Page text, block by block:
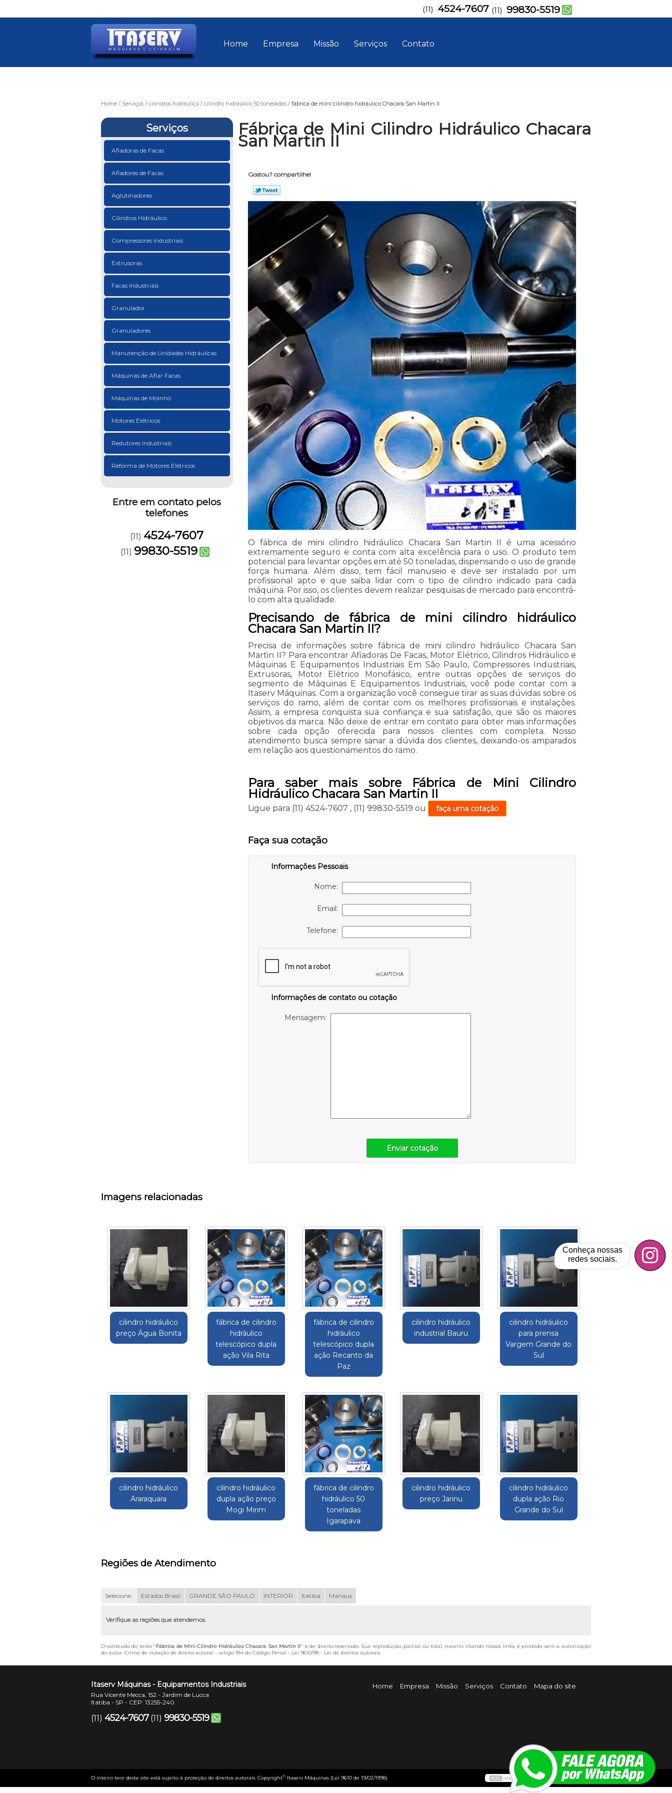
Home Empresa Missão Serviços Contato
(11) 4524-7607 (11) 99830-5519
Home Serviços cilindros hidráulico cilindro hidráulico 50 toneladas fábrica de mini cilindro hidráulico Chacara San Martin II
Serviços
Afiadoras de Facas
Afiadores de Facas
Aglutinadores
Cilindros Hidráulico
Compressores Industriais
Extrusoras
Facas Industriais
Granulador
Granuladores
Manutenção de Unidades Hidráulicas
Máquinas de Afiar Facas
Máquinas de Moinho
Motores Elétricos
Redutores Industriais
Reforma de Motores Elétricos
Entre em contato pelos
telefones
(11) 4524-7607
(11) 99830-5519
Fábrica de Mini Cilindro Hidráulico Chacara
San Martin II
Gostou? compartilhe!
O fábrica de mini cilindro hidráulico Chacara San Martin II é uma acessório
extremamente seguro e conta com alta excelência para o uso. O produto tem
potencial para levantar opções em até 50 toneladas, dispensando o uso de grande
força humana. Além disso, tem fácil manuseio e deve ser instalado por um
profissional apto e que saiba lidar com o tipo de cilindro indicado para cada
máquina. Por isso, os clientes devem realizar pesquisas de mercado para encontrá-
lo com alta qualidade.
Precisando de fábrica de mini cilindro hidráulico
Chacara San Martin II?
Precisa de informações sobre fábrica de mini cilindro hidráulico Chacara San
Martin II? Para encontrar Afiadoras De Facas, Motor Elétrico, Cilindros Hidráulico e
Máquinas E Equipamentos Industriais Em São Paulo, Compressores Industriais,
Extrusoras, Motor Elétrico Monofásico, entre outras opções de serviços do
segmento de Máquinas E Equipamentos Industriais, você pode contar com a
Itaserv Máquinas. Com a organização você consegue tirar as suas dúvidas sobre os
serviços do ramo, além de contar com os melhores profissionais e instalações.
Assim, a empresa conquista sua confiança e sua satisfação, que são os maiores
objetivos da marca. Não deixe de entrar em contato para obter mais informações
sobre cada opção oferecida para nossos clientes com completa. Nosso
atendimento busca sempre sanar a dúvida dos clientes, deixando-os amparados
em relação aos questionamentos do ramo.
Para saber mais sobre Fábrica de Mini Cilindro
Hidráulico Chacara San Martin II
Ligue para (11) 4524-7607 , (11) 99830-5519 ou faça uma cotação
Faça sua cotação
Informações Pessoais
Nome:
Email:
Telefone:
Informações de contato ou cotação
Mensagem:
Enviar cotação
Imagens relacionadas
cilindro hidráulico
preço Água Bonita
fábrica de cilindro
hidráulico
telescópico dupla
ação Vila Rita
fábrica de cilindro
hidráulico
telescópico dupla
ação Recanto da
Paz
cilindro hidráulico
industrial Bauru
cilindro hidráulico
para prensa
Vargem Grande do
Sul
cilindro hidráulico
Araraquara
cilindro hidráulico
dupla ação preço
Mogi Mirim
fábrica de cilindro
hidráulico 50
toneladas
Igarapava
cilindro hidráulico
preço Jarinu
cilindro hidráulico
dupla ação Rio
Grande do Sul
Regiões de Atendimento
Selecione: Estados Brasil GRANDE SÃO PAULO INTERIOR Itatiba Manaus
Verifique as regiões que atendemos
O conteúdo do texto "Fábrica de Mini Cilindro Hidráulico Chacara San Martin II" é de direito reservado. Sua reprodução, parcial ou total, mesmo citando nossos links, é proibida sem a autorização
do autor. Crime de violação de direito autoral – artigo 184 do Código Penal – Lei 9610/98 - Lei de direitos autorais.
Itaserv Máquinas - Equipamentos Industriais
Rua Vicente Mecca, 152 - Jardim de Lucca
Itatiba - SP - CEP: 13255-240
(11) 4524-7607 (11) 99830-5519
Home Empresa Missão Serviços Contato Mapa do site
O inteiro teor deste site está sujeito à proteção de direitos autorais. Copyright© Itaserv Máquinas (Lei 9610 de 19/02/1998)
Conheça nossas
redes sociais.